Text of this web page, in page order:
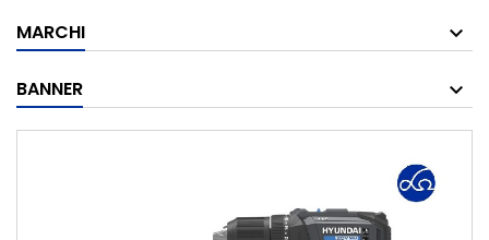
MARCHI
BANNER